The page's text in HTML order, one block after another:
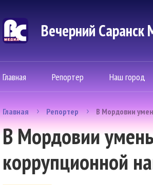
Вечерний Саранск
Главная Репортер Наш город
Главная Репортер В Мордовии
В Мордовии
коррупционной